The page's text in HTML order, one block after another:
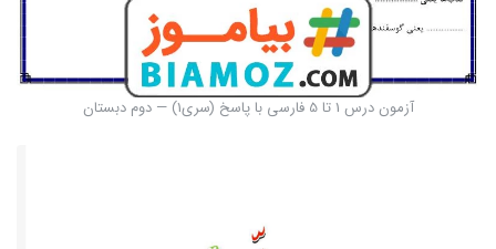
آزمون درس 1 تا 5 فارسی با پاسخ (سری1) — دوم دبستان